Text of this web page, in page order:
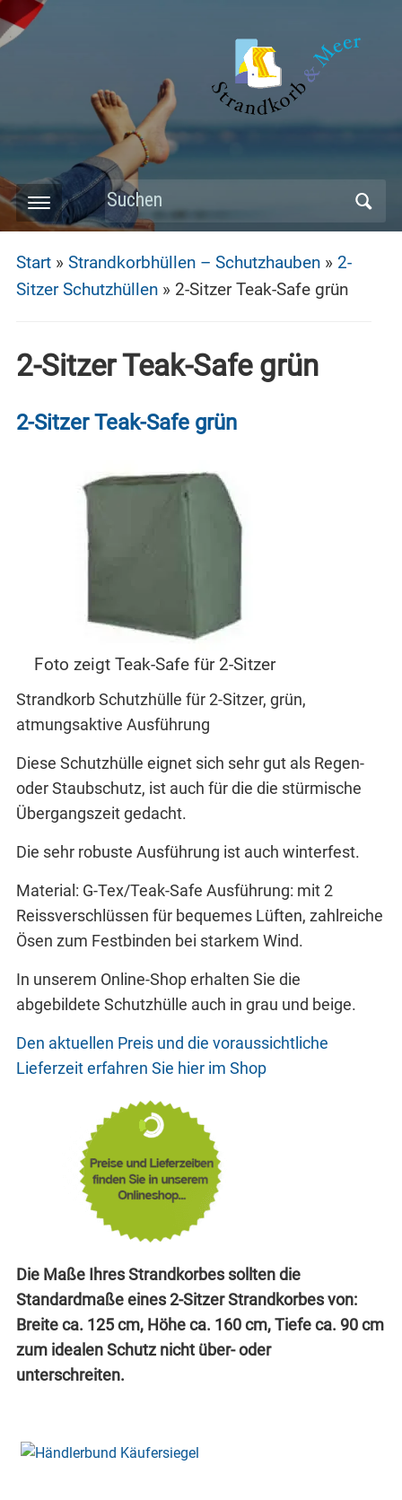
Skip
to
main
content
Toggle
menu
Search
for:
Start» Strandkorbhüllen – Schutzhauben» 2-
Sitzer Schutzhüllen» 2-Sitzer Teak-Safe grün
2-Sitzer Teak-Safe grün
2-Sitzer Teak-Safe grün
Foto zeigt Teak-Safe für 2-Sitzer
Strandkorb Schutzhülle für 2-Sitzer, grün,
atmungsaktive Ausführung
Diese Schutzhülle eignet sich sehr gut als Regen-
oder Staubschutz, ist auch für die die stürmische
Übergangszeit gedacht.
Die sehr robuste Ausführung ist auch winterfest.
Material: G-Tex/Teak-Safe Ausführung: mit 2
Reissverschlüssen für bequemes Lüften, zahlreiche
Ösen zum Festbinden bei starkem Wind.
In unserem Online-Shop erhalten Sie die
abgebildete Schutzhülle auch in grau und beige.
Den aktuellen Preis und die voraussichtliche
Lieferzeit erfahren Sie hier im Shop
Die Maße Ihres Strandkorbes sollten die
Standardmaße eines 2-Sitzer Strandkorbes von:
Breite ca. 125 cm, Höhe ca. 160 cm, Tiefe ca. 90 cm
zum idealen Schutz nicht über- oder
unterschreiten.